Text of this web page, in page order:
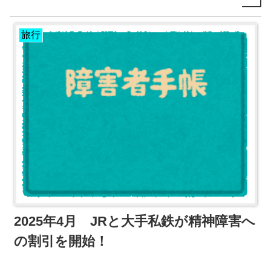
旅行
2025年4月 JRと大手私鉄が精神障害へ
の割引を開始！